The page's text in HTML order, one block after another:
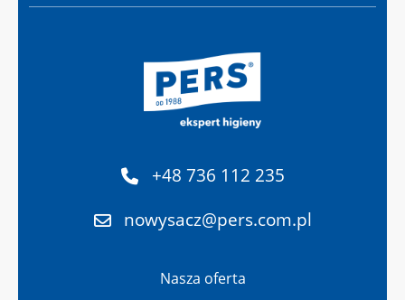
+48 736 112 235
nowysacz@pers.com.pl
Nasza oferta